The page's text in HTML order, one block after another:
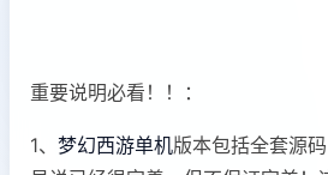
重要说明必看！！：
1、 梦幻西游单机版本包括全套源